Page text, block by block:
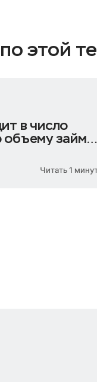
этой
в число
займов
Читать 1